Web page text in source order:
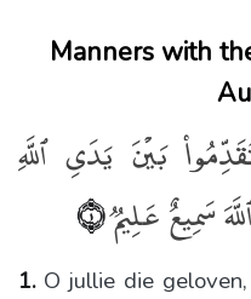
Manners with
1. O jullie die
بَيْنَ يَدَىِ ٱللَّهِ
سَمِيعٌ عَلِيمٌۭ﴿١﴾